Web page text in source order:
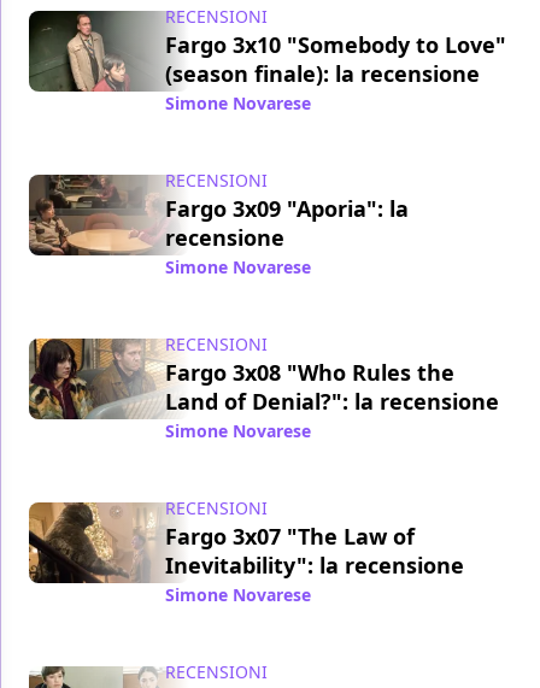
RECENSIONI
Fargo 3x10 "Somebody to Love"
(season finale): la recensione
Simone Novarese
RECENSIONI
Fargo 3x09 "Aporia": la
recensione
Simone Novarese
RECENSIONI
Fargo 3x08 "Who Rules the
Land of Denial?": la recensione
Simone Novarese
RECENSIONI
Fargo 3x07 "The Law of
Inevitability": la recensione
Simone Novarese
RECENSIONI